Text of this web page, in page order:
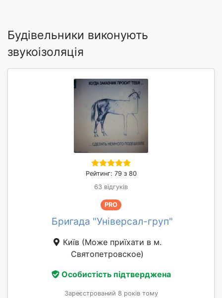
Будівельники виконують
звукоізоляція
Рейтинг: 79 з 80
63 відгуків
PRO
Бригада "Універсал-груп"
Київ (Може приїхати в м.
Святопетровское)
Особистість підтверджена
Зареєстрований 8 років тому